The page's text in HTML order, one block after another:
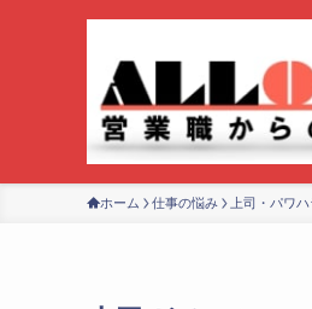
ホーム 仕事の悩み 上司・パワハ